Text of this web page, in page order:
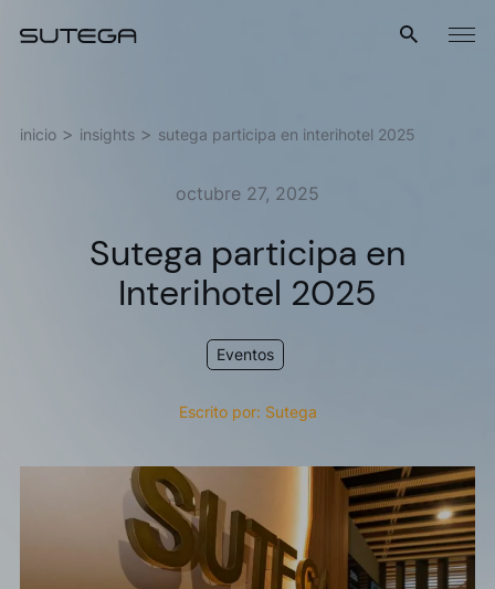
Menú
inicio insights sutega participa en interihotel 2025
octubre 27, 2025
Sutega participa en
Interihotel 2025
Eventos
Escrito por: Sutega
Acepto laspolítica de privacidad*